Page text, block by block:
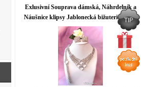
Exlusivní Souprava dámská, Náhrdelník a
Náušnice klipsy Jablonecká bižuterie 32225